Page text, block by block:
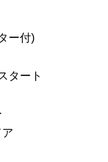
ー付)
タート